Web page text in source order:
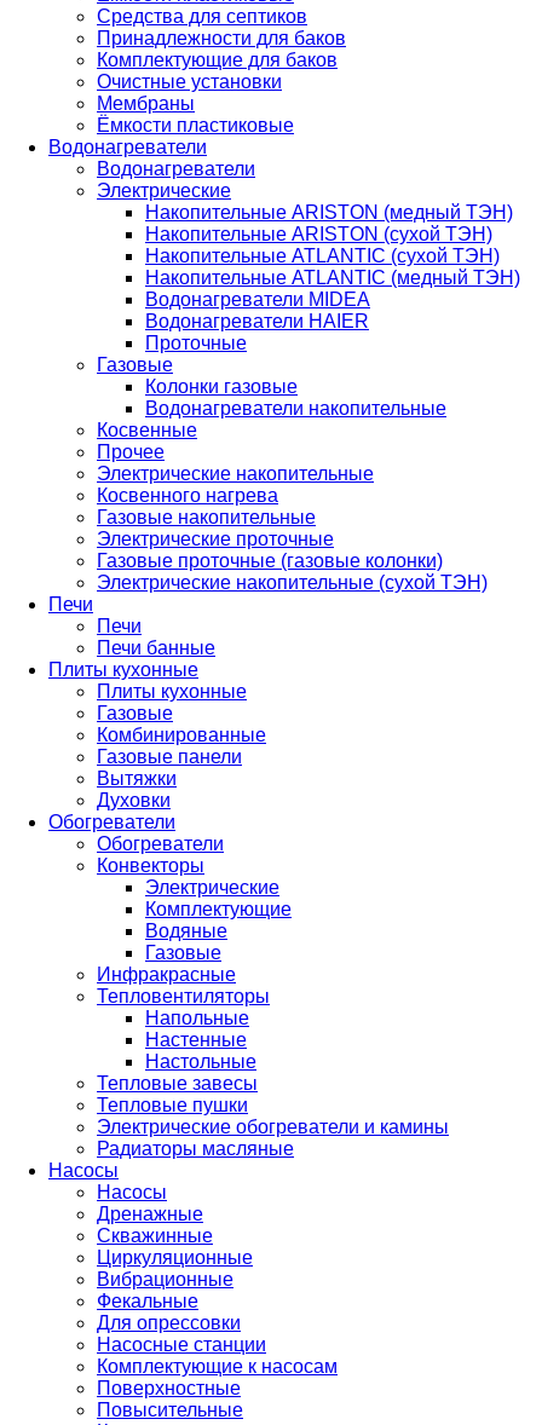
Средства для септиков
Принадлежности для баков
Комплектующие для баков
Очистные установки
Мембраны
Ёмкости пластиковые
Водонагреватели
Водонагреватели
Электрические
Накопительные ARISTON (медный ТЭН)
Накопительные ARISTON (сухой ТЭН)
Накопительные ATLANTIC (сухой ТЭН)
Накопительные ATLANTIC (медный ТЭН)
Водонагреватели MIDEA
Водонагреватели HAIER
Проточные
Газовые
Колонки газовые
Водонагреватели накопительные
Косвенные
Прочее
Электрические накопительные
Косвенного нагрева
Газовые накопительные
Электрические проточные
Газовые проточные (газовые колонки)
Электрические накопительные (сухой ТЭН)
Печи
Печи
Печи банные
Плиты кухонные
Плиты кухонные
Газовые
Комбинированные
Газовые панели
Вытяжки
Духовки
Обогреватели
Обогреватели
Конвекторы
Электрические
Комплектующие
Водяные
Газовые
Инфракрасные
Тепловентиляторы
Напольные
Настенные
Настольные
Тепловые завесы
Тепловые пушки
Электрические обогреватели и камины
Радиаторы масляные
Насосы
Насосы
Дренажные
Скважинные
Циркуляционные
Вибрационные
Фекальные
Для опрессовки
Насосные станции
Комплектующие к насосам
Поверхностные
Повысительные